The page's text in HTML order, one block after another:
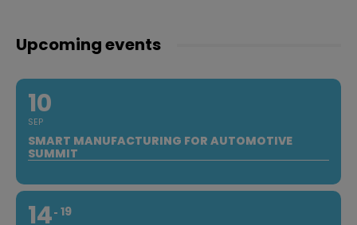
Upcoming events
10
SEP
SMART MANUFACTURING FOR AUTOMOTIVE
SUMMIT
14 19